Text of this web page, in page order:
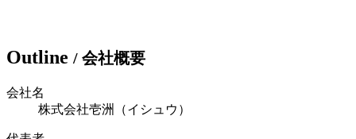
Outline / 会社概要
会社名
株式会社壱洲（イシュウ）